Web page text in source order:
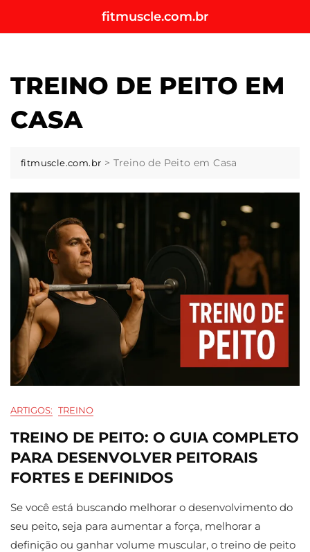
content
fitmuscle.com.br
TREINO DE PEITO EM
CASA
fitmuscle.com.br > Treino de Peito em Casa
ARTIGOS: TREINO
TREINO DE PEITO: O GUIA COMPLETO
PARA DESENVOLVER PEITORAIS
FORTES E DEFINIDOS
Se você está buscando melhorar o desenvolvimento do
seu peito, seja para aumentar a força, melhorar a
definição ou ganhar volume muscular, o treino de peito